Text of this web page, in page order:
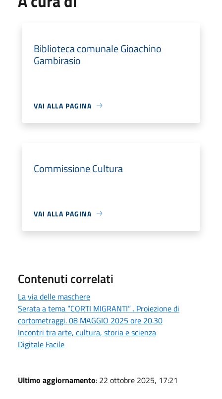
Biblioteca comunale Gioachino
Gambirasio
VAI ALLA PAGINA
Commissione Cultura
VAI ALLA PAGINA
Contenuti correlati
La via delle maschere
Serata a tema “CORTI MIGRANTI” . Proiezione di
cortometraggi. 08 MAGGIO 2025 ore 20.30
Incontri tra arte, cultura, storia e scienza
Digitale Facile
Ultimo aggiornamento: 22 ottobre 2025, 17:21